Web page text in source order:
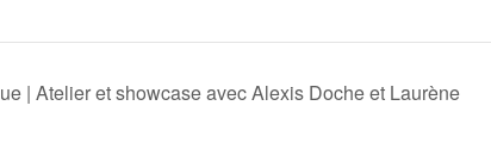
| Atelier et showcase avec Alexis Doche et Laurène